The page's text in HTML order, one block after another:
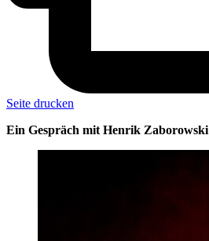
Seite drucken
Ein Gespräch mit Henrik Zaborowski